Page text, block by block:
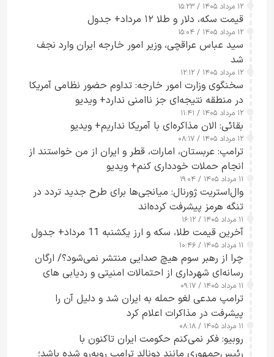
۱۲ مرداد ۱۴۰۵ / ۱۵:۲۳
قیمت سکه، دلار و طلا ۱۲ مرداد+ جدول
۱۲ مرداد ۱۴۰۵ / ۱۵:۰۴
سید عباس عراقچی، وزیر امور خارجه ایران وارد نجف
شد
۱۲ مرداد ۱۴۰۵ / ۱۲:۱۲
سخنگوی وزارت امور خارجه: تداوم حضور نظامی آمریکا
در منطقه نتیجه‌ای جز ناامنی ندارد+ ویدیو
۱۲ مرداد ۱۴۰۵ / ۱۱:۴۱
بقائی: الان مذاکره‌ای با آمریکا نداریم+ ویدیو
۱۲ مرداد ۱۴۰۵ / ۰۸:۱۷
ترامپ: عربستان، امارات، قطر و ایران از من خواستند از
انجام حملات خودداری کنم+ ویدیو
۱۱ مرداد ۱۴۰۵ / ۱۹:۰۴
وال‌استریت ژورنال: میانجی‌ها برای طرح جدید تردد در
تنگه هرمز پیشرفت کرده‌اند
۱۱ مرداد ۱۴۰۵ / ۱۶:۱۲
آخرین قیمت طلا، سکه و ارز یکشنبه 11 مرداد+ جدول
۱۱ مرداد ۱۴۰۵ / ۱۰:۴۶
چرا از رهبر سوم هیچ صدایی منتشر نمی‌شود؟/ ارگان
رسانه‌ای شهرداری از احتمالات امنیتی و ردیابی های
جاسوسی گفت
۱۱ مرداد ۱۴۰۵ / ۰۹:۱۷
ترامپ مدعی لغو حمله به ایران شد و دلیل آن را
پیشرفت در مذاکرات اعلام کرد
۱۱ مرداد ۱۴۰۵ / ۰۸:۱۸
روبیو: فکر نمی‌کنم حکومت ایران تاکنون با
رئیس‌جمهوری مانند دونالد ترامپ روبه‌رو شده باشد؛